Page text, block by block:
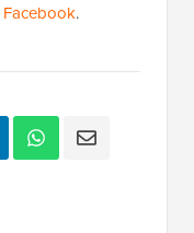
Facebook.